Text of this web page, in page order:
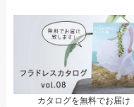
カタログを無料でお届け